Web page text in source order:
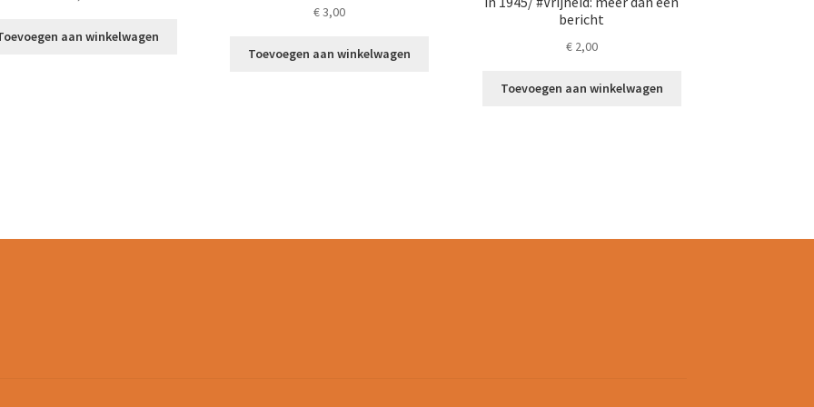
aan winkelwagen
€3,00
Toevoegen aan winkelwagen
bericht
€2,00
Toevoegen aan winkelwagen